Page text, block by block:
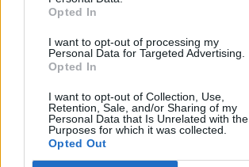
Opted In
I want to opt-out of processing my
Personal Data for Targeted Advertising.
Opted In
I want to opt-out of Collection, Use,
Retention, Sale, and/or Sharing of my
Personal Data that Is Unrelated with the
Purposes for which it was collected.
Opted Out